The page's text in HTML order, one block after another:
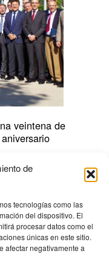
de
tecnologías como las
del dispositivo. El
procesar datos como el
únicas en este sitio.
afectar negativamente a
veintena de
con la
año conmemora su
distingue a
actividad sanitaria con
este año celebra